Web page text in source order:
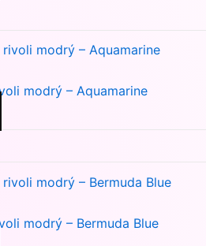
modrý – Aquamarine
modrý – Bermuda Blue